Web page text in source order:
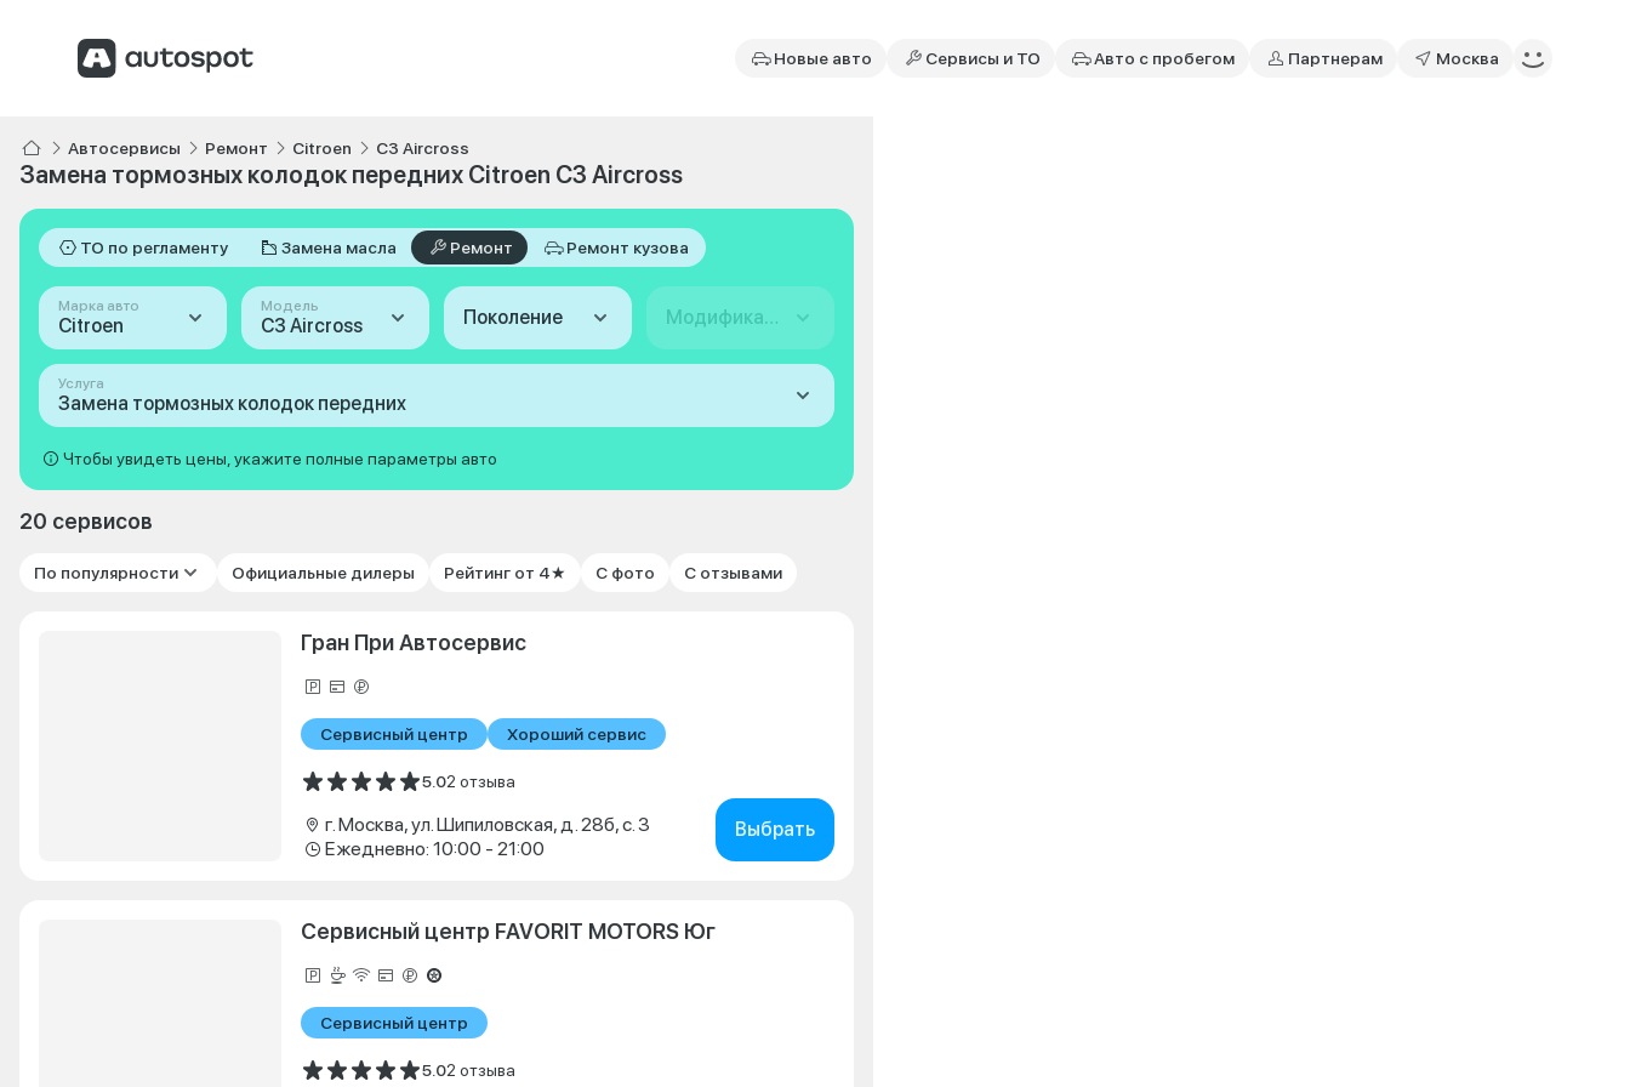
Новые авто Сервисы и ТО Авто с пробегом Партнерам Москва
Автосервисы Ремонт Citroen C3 Aircross
Замена тормозных колодок передних Citroen C3 Aircross
ТО по регламенту Замена масла Ремонт Ремонт кузова
Марка авто
Citroen
Модель
C3 Aircross Поколение Модификация
Услуга
Замена тормозных колодок передних
Чтобы увидеть цены, укажите полные параметры авто
20 сервисов
По популярности Официальные дилеры Рейтинг от 4★ С фото С отзывами
Гран При Автосервис
Сервисный центр Хороший сервис
5.02 отзыва
г. Москва, ул. Шипиловская, д. 28б, с. 3
Ежедневно: 10:00 - 21:00
Выбрать
Сервисный центр FAVORIT MOTORS Юг
Сервисный центр
5.02 отзыва